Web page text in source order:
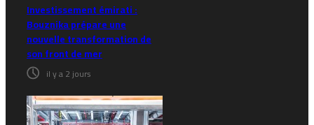
Investissement émirati :
Bouznika prépare une
nouvelle transformation de
son front de mer
il y a 2 jours